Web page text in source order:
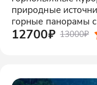
природные
горные панорамы
12700₽ 13000₽